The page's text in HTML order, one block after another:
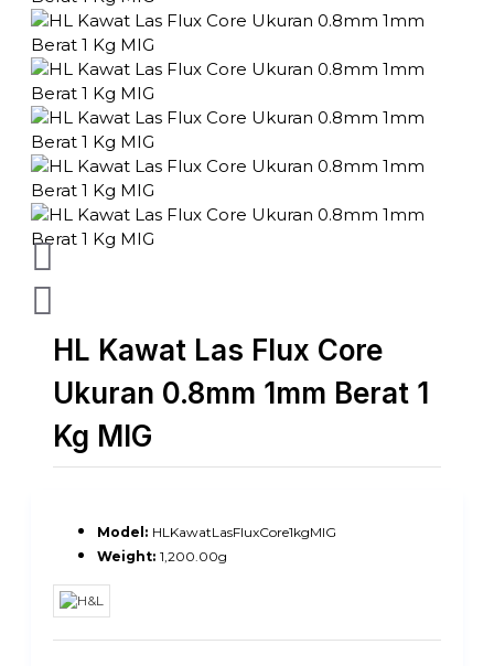
HL Kawat Las Flux Core
Ukuran 0.8mm 1mm Berat 1
Kg MIG
Model: HLKawatLasFluxCore1kgMIG
Weight: 1,200.00g